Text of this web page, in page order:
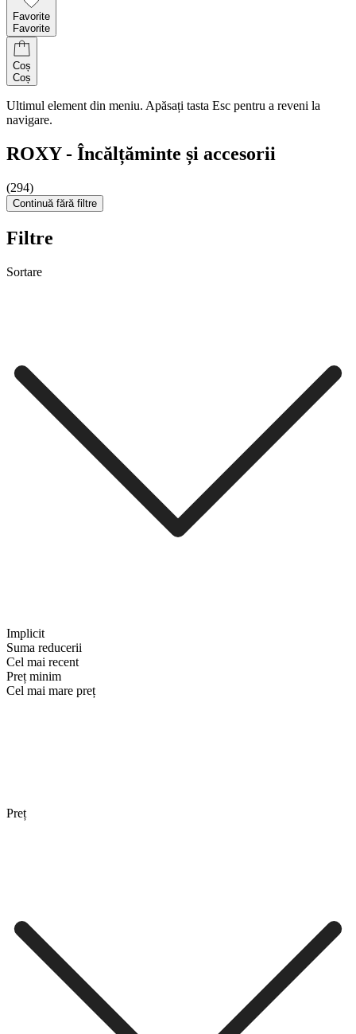
Favorite
Favorite
Coș
Coș
Ultimul element din meniu. Apăsați tasta Esc pentru a reveni la
navigare.
ROXY - Încălțăminte și accesorii
(294)
Continuă fără filtre
Filtre
Sortare
Implicit
Suma reducerii
Cel mai recent
Preț minim
Cel mai mare preț
Preț